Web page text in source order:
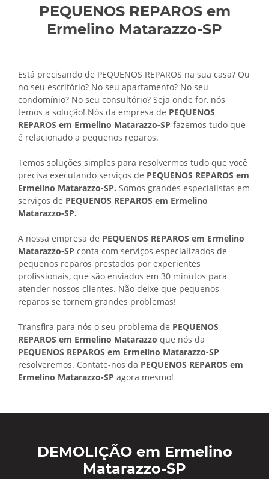
PEQUENOS REPAROS em
Ermelino Matarazzo-SP
Está precisando de PEQUENOS REPAROS na sua casa? Ou
no seu escritório? No seu apartamento? No seu
condomínio? No seu consultório? Seja onde for, nós
temos a solução! Nós da empresa de PEQUENOS
REPAROS em Ermelino Matarazzo-SP fazemos tudo que
é relacionado a pequenos reparos.
Temos soluções simples para resolvermos tudo que você
precisa executando serviços de PEQUENOS REPAROS em
Ermelino Matarazzo-SP. Somos grandes especialistas em
serviços de PEQUENOS REPAROS em Ermelino
Matarazzo-SP.
A nossa empresa de PEQUENOS REPAROS em Ermelino
Matarazzo-SP conta com serviços especializados de
pequenos reparos prestados por experientes
profissionais, que são enviados em 30 minutos para
atender nossos clientes. Não deixe que pequenos
reparos se tornem grandes problemas!
Transfira para nós o seu problema de PEQUENOS
REPAROS em Ermelino Matarazzo que nós da
PEQUENOS REPAROS em Ermelino Matarazzo-SP
resolveremos. Contate-nos da PEQUENOS REPAROS em
Ermelino Matarazzo-SP agora mesmo!
DEMOLIÇÃO em Ermelino
Matarazzo-SP